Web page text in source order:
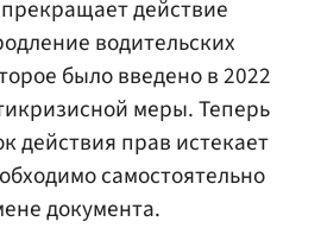
действие
водительских
было введено в 2022
меры. Теперь
действия прав истекает
самостоятельно
документа.